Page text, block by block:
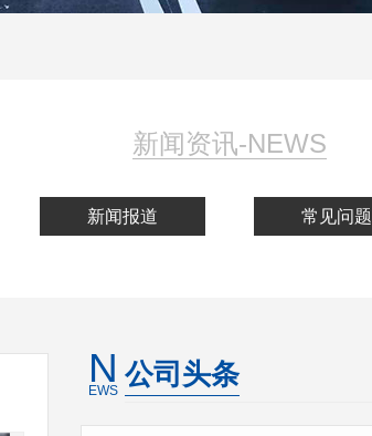
新闻资讯-NEWS
新闻报道 常见问题
N
EWS 公司头条